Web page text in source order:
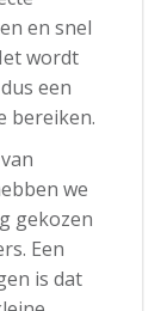
en snel
wordt
een
bereiken.
we
gekozen
Een
is dat